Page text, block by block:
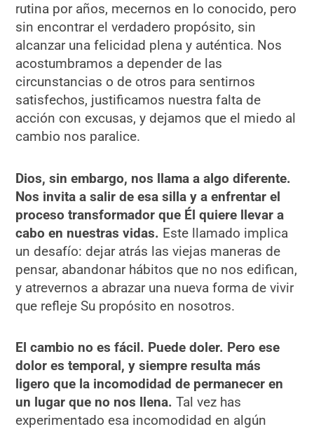
rutina por años, mecernos en lo conocido, pero
sin encontrar el verdadero propósito, sin
alcanzar una felicidad plena y auténtica. Nos
acostumbramos a depender de las
circunstancias o de otros para sentirnos
satisfechos, justificamos nuestra falta de
acción con excusas, y dejamos que el miedo al
cambio nos paralice.
Dios, sin embargo, nos llama a algo diferente.
Nos invita a salir de esa silla y a enfrentar el
proceso transformador que Él quiere llevar a
cabo en nuestras vidas. Este llamado implica
un desafío: dejar atrás las viejas maneras de
pensar, abandonar hábitos que no nos edifican,
y atrevernos a abrazar una nueva forma de vivir
que refleje Su propósito en nosotros.
El cambio no es fácil. Puede doler. Pero ese
dolor es temporal, y siempre resulta más
ligero que la incomodidad de permanecer en
un lugar que no nos llena. Tal vez has
experimentado esa incomodidad en algún